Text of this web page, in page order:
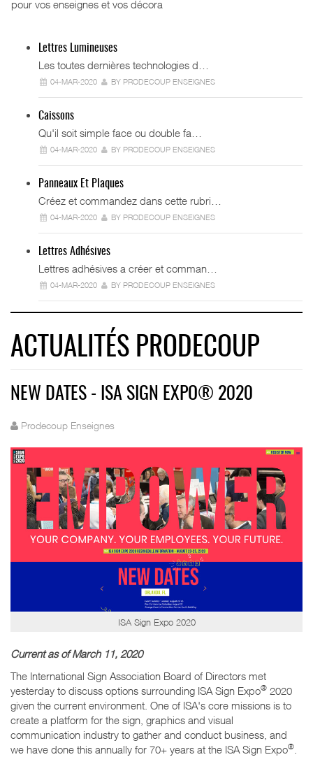
pour vos enseignes et vos décora
Lettres Lumineuses
Les toutes dernières technologies d…
04-MAR-2020 BY PRODECOUP ENSEIGNES
Caissons
Qu'il soit simple face ou double fa…
04-MAR-2020 BY PRODECOUP ENSEIGNES
Panneaux Et Plaques
Créez et commandez dans cette rubri…
04-MAR-2020 BY PRODECOUP ENSEIGNES
Lettres Adhésives
Lettres adhésives a créer et comman…
04-MAR-2020 BY PRODECOUP ENSEIGNES
ACTUALITÉS PRODECOUP
NEW DATES - ISA SIGN EXPO® 2020
Prodecoup Enseignes
ISA Sign Expo 2020
Current as of March 11, 2020
The International Sign Association Board of Directors met
yesterday to discuss options surrounding ISA Sign Expo® 2020
given the current environment. One of ISA's core missions is to
create a platform for the sign, graphics and visual
communication industry to gather and conduct business, and
we have done this annually for 70+ years at the ISA Sign Expo®